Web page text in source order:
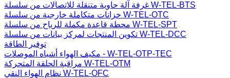
غرفة آلة حاوية متنقلة للاتصالات من سلسلة W-TEL-BTS
خزانات متكاملة خارجية من سلسلة W-TEL-OTC
محطة قاعدة مكملة للرياح من سلسلة W-TEL-SPT
تكوين المنتجات لمركز بيانات من سلسلة W-TEL-DCC
توفير الطاقة
مكيف الهواء أشباه الموصلات - W-TEL-OTP-TEC
مراقبة الحلقة المتحركة W-TEL-OTM
نظام الهواء النقي W-TEL-OFC